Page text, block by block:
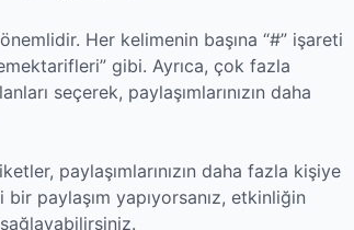
Her kelimenin başına “#” işareti
gibi. Ayrıca, çok fazla
seçerek, paylaşımlarınızın daha
paylaşımlarınızın daha fazla kişiye
paylaşım yapıyorsanız, etkinliğin